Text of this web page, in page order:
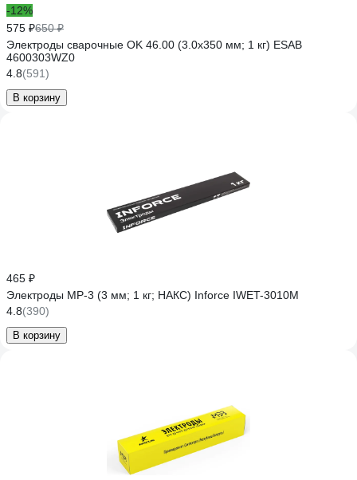
-12%
575 ₽650 ₽
Электроды сварочные OK 46.00 (3.0х350 мм; 1 кг) ESAB
4600303WZ0
4.8(591)
В корзину
465 ₽
Электроды МР-3 (3 мм; 1 кг; НАКС) Inforce IWET-3010M
4.8(390)
В корзину